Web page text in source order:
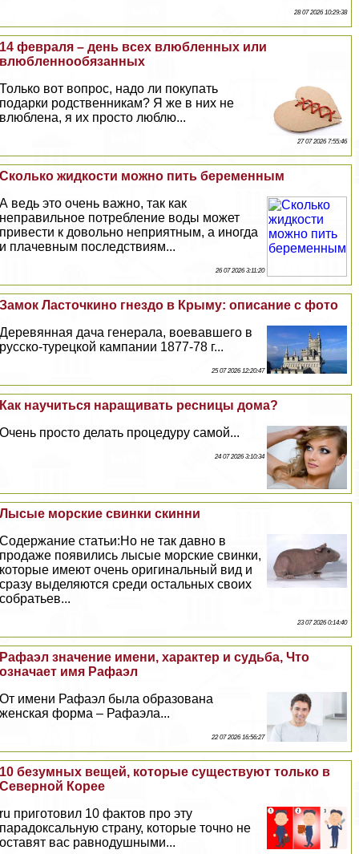
28 07 2026 10:29:38
14 февраля – день всех влюбленных или
влюбленнообязанных
Только вот вопрос, надо ли покупать
подарки родственникам? Я же в них не
влюблена, я их просто люблю...
27 07 2026 7:55:46
Сколько жидкости можно пить беременным
А ведь это очень важно, так как
неправильное потрeбление воды может
привести к довольно неприятным, а иногда
и плачевным последствиям...
26 07 2026 3:11:20
Замок Ласточкино гнездо в Крыму: описание с фото
Деревянная дача генерала, воевавшего в
русско-турецкой кампании 1877-78 г...
25 07 2026 12:20:47
Как научиться наращивать ресницы дома?
Очень просто делать процедуру самой...
24 07 2026 3:10:34
Лысые морские свинки скинни
Содержание статьи:Но не так давно в
продаже появились лысые морские свинки,
которые имеют очень оригинальный вид и
сразу выделяются среди остальных своих
собратьев...
23 07 2026 0:14:40
Рафаэл значение имени, хаpaктер и судьба, Что
означает имя Рафаэл
От имени Рафаэл была образована
женская форма – Рафаэла...
22 07 2026 16:56:27
10 безумных вещей, которые существуют только в
Северной Корее
ru приготовил 10 фактов про эту
парадоксальную страну, которые точно не
оставят вас равнодушными...